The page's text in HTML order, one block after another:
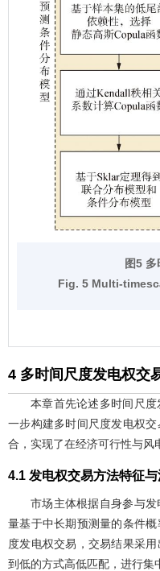
图5
Fig. 5 Multi-
4 多时间尺度发电权交
本章首先论述多时间尺
一步构建多时间尺度发电权
合，实现了在经济可行性与风
4.1 发电权交易方法特征
市场主体根据自身参与
量基于中长期预测量的条件
度发电权交易，交易结果采
到低的方式高低匹配，进行集